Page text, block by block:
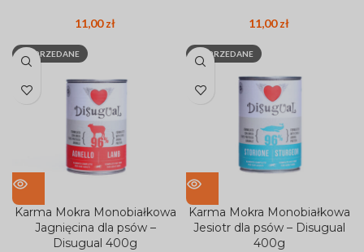
11,00zł 11,00zł
WYPRZEDANE
Karma Mokra Monobiałkowa
Jagnięcina dla psów –
Disugual 400g
WYPRZEDANE
Karma Mokra Monobiałkowa
Jesiotr dla psów – Disugual
400g